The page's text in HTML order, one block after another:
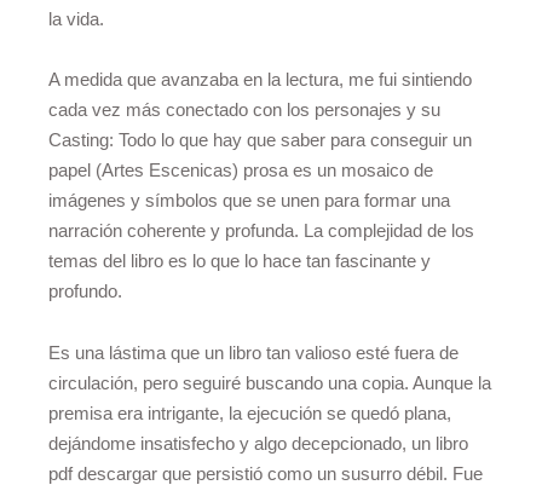
la vida.
A medida que avanzaba en la lectura, me fui sintiendo
cada vez más conectado con los personajes y su
Casting: Todo lo que hay que saber para conseguir un
papel (Artes Escenicas) prosa es un mosaico de
imágenes y símbolos que se unen para formar una
narración coherente y profunda. La complejidad de los
temas del libro es lo que lo hace tan fascinante y
profundo.
Es una lástima que un libro tan valioso esté fuera de
circulación, pero seguiré buscando una copia. Aunque la
premisa era intrigante, la ejecución se quedó plana,
dejándome insatisfecho y algo decepcionado, un libro
pdf descargar que persistió como un susurro débil. Fue